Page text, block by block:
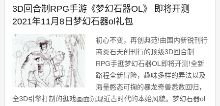
3D回合制RPG手游《梦幻石器OL》 即将开测
2021年11月8日梦幻石器ol礼包
初心不变，再创典范!由国内新锐刊行
商炎石天创刊行的顶级3D回合制
RPG手逛梦幻石器OL即将开测!全新
路程全新冒险，趣味多样的弄法以及
海量憨态可掬的暴龙奇兽悉数回归，
全3D引擎打制的逛戏画面沉现近古时代的本始风貌。梦幻石器ol